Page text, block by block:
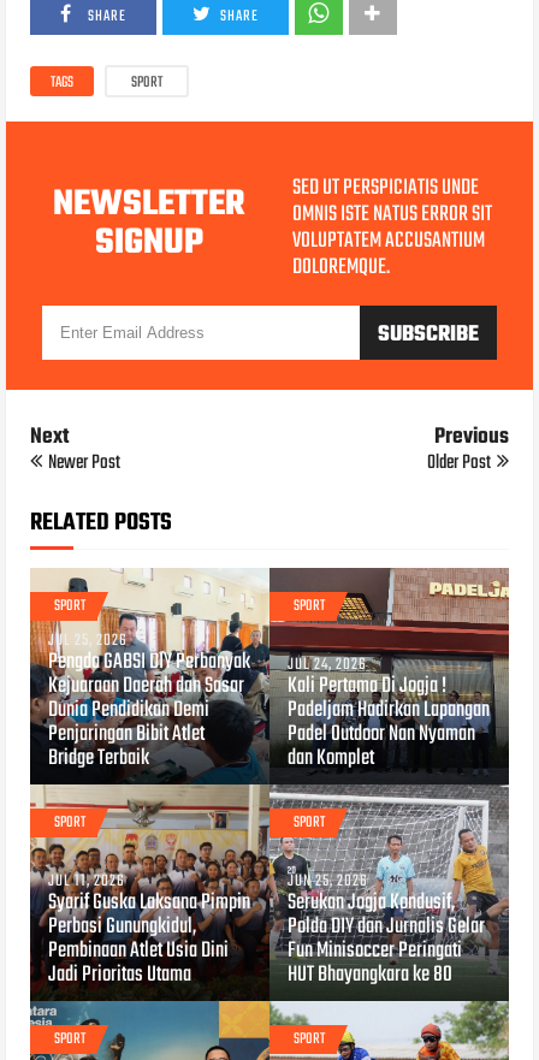
SHARE SHARE
TAGS SPORT
NEWSLETTER
SIGNUP
SED UT PERSPICIATIS UNDE
OMNIS ISTE NATUS ERROR SIT
VOLUPTATEM ACCUSANTIUM
DOLOREMQUE.
Next
Newer Post
Previous
Older Post
RELATED POSTS
SPORT
JUL 25, 2026
Pengda GABSI DIY Perbanyak
Kejuaraan Daerah dan Sasar
Dunia Pendidikan Demi
Penjaringan Bibit Atlet
Bridge Terbaik
SPORT
JUL 24, 2026
Kali Pertama Di Jogja !
Padeljam Hadirkan Lapangan
Padel Outdoor Nan Nyaman
dan Komplet
SPORT
JUL 11, 2026
Syarif Guska Laksana Pimpin
Perbasi Gunungkidul,
Pembinaan Atlet Usia Dini
Jadi Prioritas Utama
SPORT
JUN 25, 2026
Serukan Jogja Kondusif,
Polda DIY dan Jurnalis Gelar
Fun Minisoccer Peringati
HUT Bhayangkara ke 80
SPORT SPORT